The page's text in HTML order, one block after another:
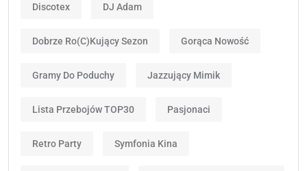
Discotex DJ Adam
Dobrze Ro(c)kujący Sezon Gorąca Nowość
Gramy Do Poduchy Jazzujący Mimik
Lista Przebojów TOP30 Pasjonaci
Retro Party Symfonia Kina